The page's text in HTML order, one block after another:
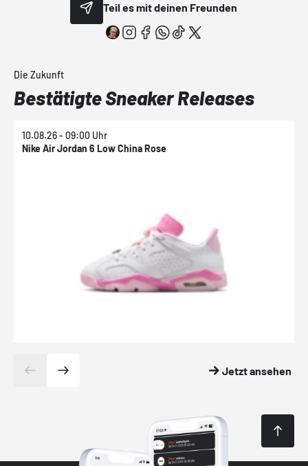
Teil es mit deinen Freunden
Die Zukunft
Bestätigte Sneaker Releases
10.08.26 - 09:00 Uhr
Nike Air Jordan 6 Low China Rose
Jetzt ansehen